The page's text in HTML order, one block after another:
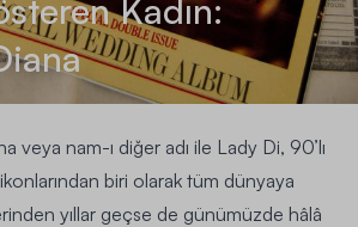
Kadın:
veya nam-ı diğer adı ile Lady Di, 90’lı
biri olarak tüm dünyaya
yıllar geçse de günümüzde hâlâ